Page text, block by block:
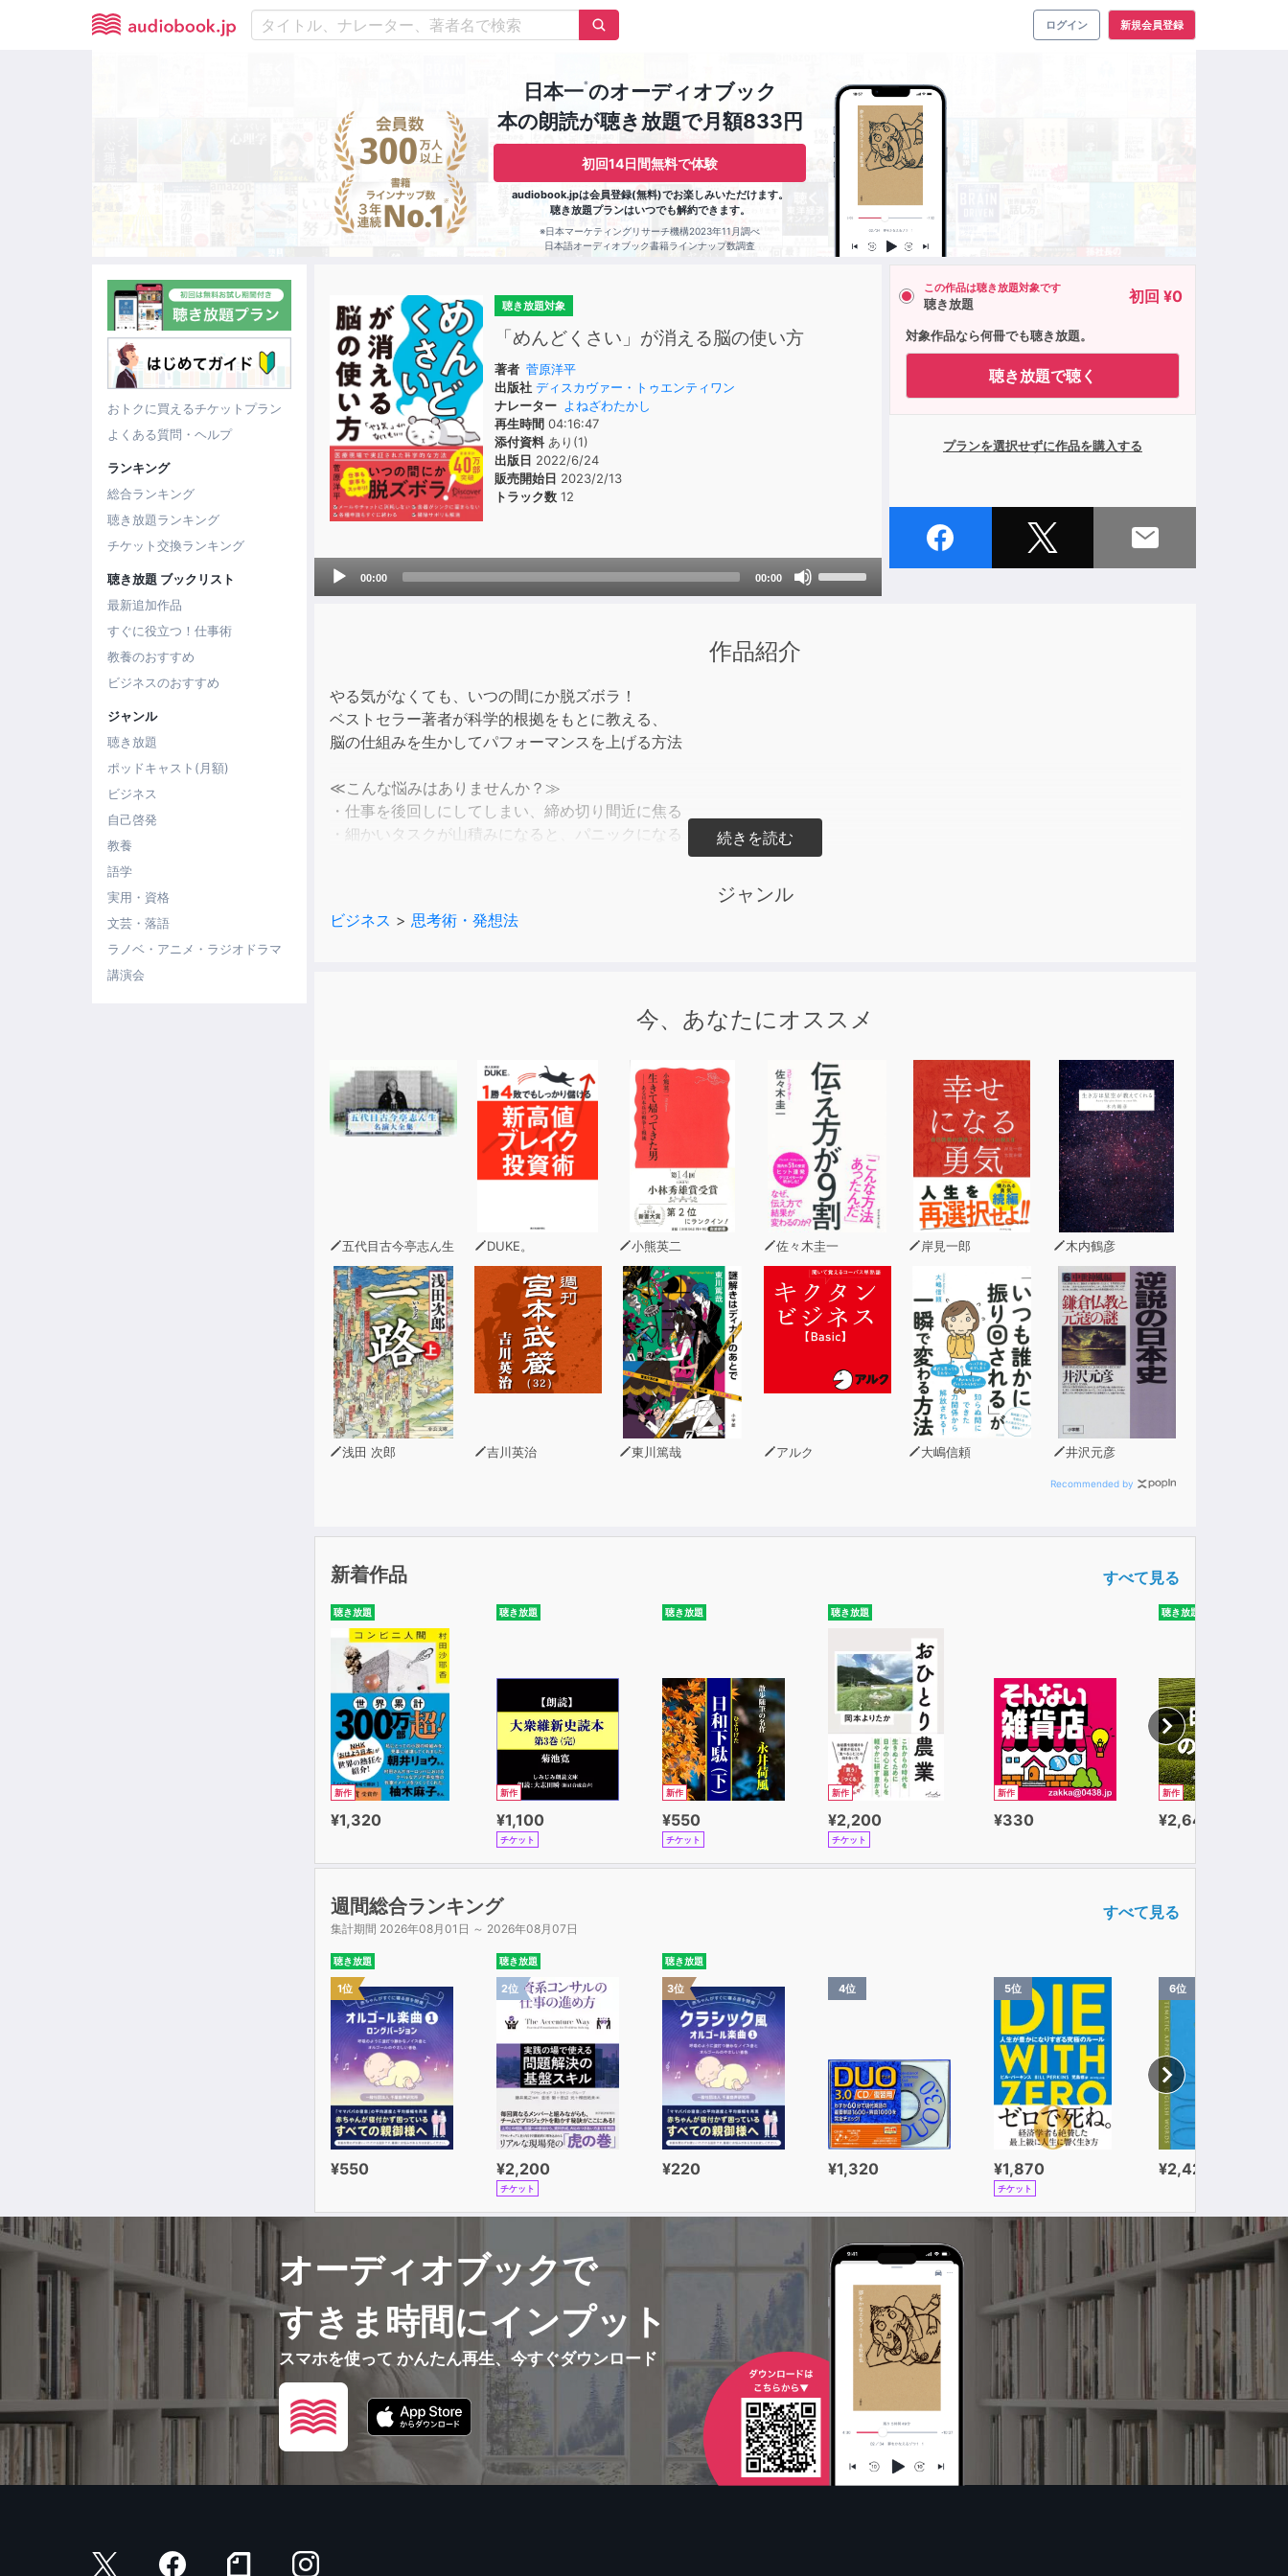
ログイン 新規会員登録
日本一※のオーディオブック
本の朗読が聴き放題で月額833円
初回14日間無料で体験
audiobook.jpは会員登録(無料)でお楽しみいただけます。
聴き放題プランはいつでも解約できます。
※日本マーケティングリサーチ機構2023年11月調べ
日本語オーディオブック書籍ラインナップ数調査
おトクに買えるチケットプラン
よくある質問・ヘルプ
ランキング
総合ランキング
聴き放題ランキング
チケット交換ランキング
聴き放題 ブックリスト
最新追加作品
すぐに役立つ！仕事術
教養のおすすめ
ビジネスのおすすめ
ジャンル
聴き放題
ポッドキャスト(月額)
ビジネス
自己啓発
教養
語学
実用・資格
文芸・落語
ラノベ・アニメ・ラジオドラマ
講演会
聴き放題対象
「めんどくさい」が消える脳の使い方
著者 菅原洋平
出版社 ディスカヴァー・トゥエンティワン
ナレーター よねざわたかし
再生時間 04:16:47
添付資料あり(1)
出版日 2022/6/24
販売開始日 2023/2/13
トラック数 12
Audio
Player
00:00 00:00
この作品は聴き放題対象です
聴き放題 初回 ¥0
対象作品なら何冊でも聴き放題。
聴き放題で聴く
プランを選択せずに作品を購入する
作品紹介
やる気がなくても、いつの間にか脱ズボラ！
ベストセラー著者が科学的根拠をもとに教える、
脳の仕組みを生かしてパフォーマンスを上げる方法
≪こんな悩みはありませんか？≫
・仕事を後回しにしてしまい、締め切り間近に焦る
・細かいタスクが山積みになると、パニックになる
・家でダラダラするのが好きで、いつも部屋が散らかっている
そんな人でも大丈夫。
脳の仕組みを生かして、仕事も家事もすっきり片付けましょう！
≪「めんどくさい」が消える7つのコツ≫
１ 夕方の体温を上げる
２ その日一番やりたいことを最初にやる
３ 両手に違うものを持たない
４ 次の作業の、最初の工程だけ手をつけてやめる
５ とにかく手で触る
７ 「それができたらこれができる」と言う
≪目次≫
序章 その命令、脳に通じてる
１章 「めんどくさい」と感じるのは意思のせいではない
２章 「めんどくさい」を消す７つのコツ
３章 仕事上での「めんどくさい」
４章 家のなかの「めんどくさい」
５章 健康に関わる「めんどくさい」
６章 人間関係の「めんどくさい」
終章 また「めんどう」になってしまったときのリカバリー方法
ジャンル
ビジネス > 思考術・発想法
今、あなたにオススメ
五代目古今亭志ん生 DUKE。 小熊英二 佐々木圭一 岸見一郎 木内鶴彦
浅田 次郎 吉川英治 東川篤哉 アルク 大嶋信頼 井沢元彦
Recommended by
新着作品 すべて見る
聴き放題
新作
¥1,320
聴き放題
新作
¥1,100
チケット
聴き放題
新作
¥550
チケット
聴き放題
新作
¥2,200
チケット
新作
¥330
聴き放題
新作
¥2,640
週間総合ランキング
集計期間 2026年08月01日 ～ 2026年08月07日
すべて見る
聴き放題
1位
¥550
聴き放題
2位
¥2,200
チケット
聴き放題
3位
¥220
4位
¥1,320
5位
¥1,870
チケット
6位
¥2,420
オーディオブックで
すきま時間にインプット
スマホを使って かんたん再生、今すぐダウンロード